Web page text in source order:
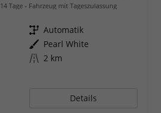
14 Tage Fahrzeug mit Tageszulassung
Getriebe Automatik
Außenfarbe Pearl White
Kilometerstand 2 km
Details